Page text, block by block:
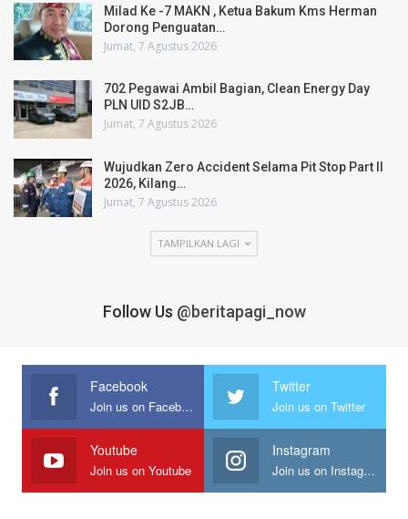
Milad Ke -7 MAKN , Ketua Bakum Kms Herman
Dorong Penguatan…
Jumat, 7 Agustus 2026
702 Pegawai Ambil Bagian, Clean Energy Day
PLN UID S2JB…
Jumat, 7 Agustus 2026
Wujudkan Zero Accident Selama Pit Stop Part II
2026, Kilang…
Jumat, 7 Agustus 2026
TAMPILKAN LAGI
Follow Us @beritapagi_now
Facebook
Join us on Facebook
Twitter
Join us on Twitter
Youtube
Join us on Youtube
Instagram
Join us on Instagram